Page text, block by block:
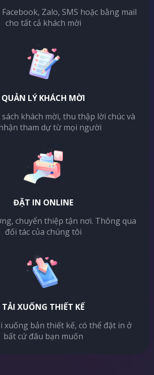
Zalo, SMS hoặc bằng mail
cho tất cả khách mời
QUẢN LÝ KHÁCH MỜI
khách mời, thu thập lời chúc và
tham dự từ mọi người
ĐẶT IN ONLINE
chuyển thiệp tận nơi. Thông qua
đối tác của chúng tôi
TẢI XUỐNG THIẾT KẾ
xuống bản thiết kế, có thể đặt in ở
bất cứ đâu bạn muốn